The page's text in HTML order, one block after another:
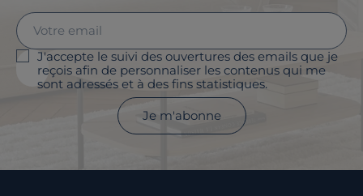
J'accepte le suivi des ouvertures des emails que je
reçois afin de personnaliser les contenus qui me
sont adressés et à des fins statistiques.
Je m'abonne